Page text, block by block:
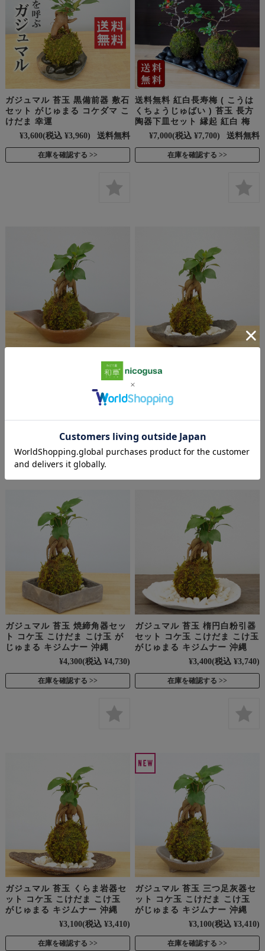
ガジュマル 苔玉 黒備前器 敷石
セット がじゅまる コケダマ こ
けだま 幸運
¥3,600(税込 ¥3,960) 送料無料
在庫を確認する
送料無料 紅白長寿梅 ( こうは
くちょうじゅばい ) 苔玉 長方
陶器下皿セット 縁起 紅白 梅
¥7,000(税込 ¥7,700) 送料無料
在庫を確認する
ガジュマル 苔玉 焼締茶器セッ
ト コケ玉 こけだま こけ玉 が
(税込 ¥5,280)
ット コケ玉 こけだま こけ玉
ガジュマル 苔玉 焼締角器セッ
ト コケ玉 こけだま こけ玉 が
じゅまる キジムナー 沖縄
¥4,300(税込 ¥4,730)
在庫を確認する
ガジュマル 苔玉 楕円白粉引器
セット コケ玉 こけだま こけ玉
がじゅまる キジムナー 沖縄
¥3,400(税込 ¥3,740)
在庫を確認する
ガジュマル 苔玉 くらま岩器セ
ット コケ玉 こけだま こけ玉
がじゅまる キジムナー 沖縄
¥3,100(税込 ¥3,410)
在庫を確認する
ガジュマル 苔玉 三つ足灰器セ
ット コケ玉 こけだま こけ玉
がじゅまる キジムナー 沖縄
¥3,100(税込 ¥3,410)
在庫を確認する